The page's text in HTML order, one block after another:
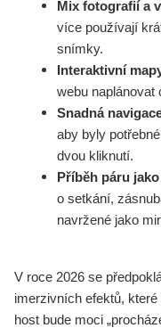
Mix fotografií a
více používají
snímky.
Interaktivní
webu naplánovat
Snadná
aby byly
dvou kliknutí.
Příběh páru
o setkání,
navržené jako
V roce 2026 se
imerzivních efektů,
host bude moci